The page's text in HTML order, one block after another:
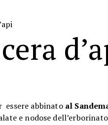
essere abbinatoal
e nodose